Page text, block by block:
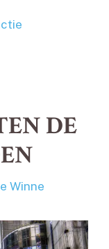
DE
Winne